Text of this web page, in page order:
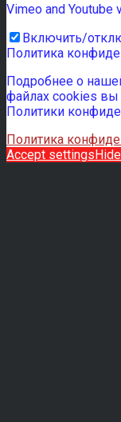
Vimeo and Youtube
Включить/
Политика
Подробнее о
файлах cookies вы
Политики
Политика
Accept settings